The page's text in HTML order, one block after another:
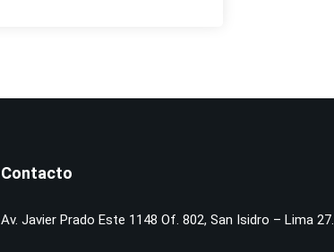
Contacto
Av. Javier Prado Este 1148 Of. 802, San Isidro – Lima 27.